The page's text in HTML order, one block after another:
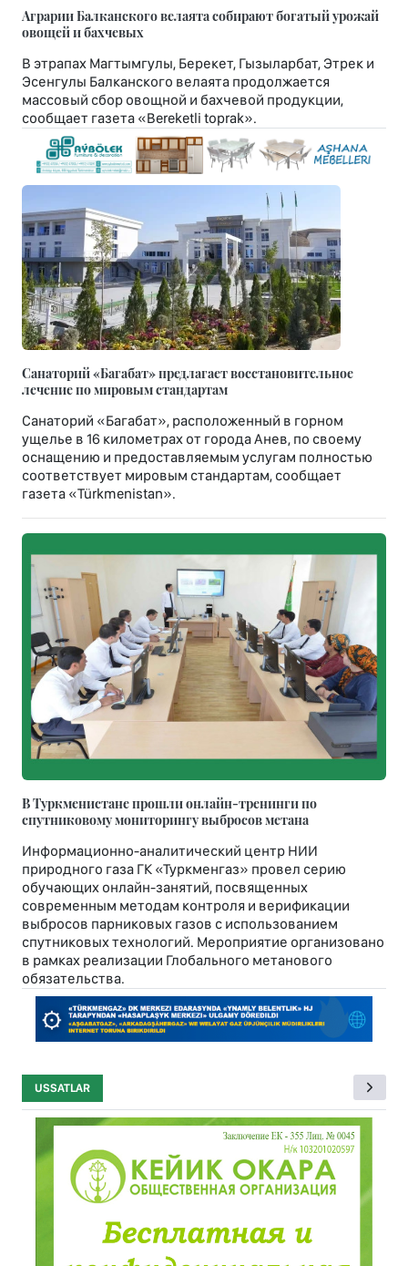
Аграрии Балканского велаята собирают богатый урожай
овощей и бахчевых
В этрапах Магтымгулы, Берекет, Гызыларбат, Этрек и
Эсенгулы Балканского велаята продолжается
массовый сбор овощной и бахчевой продукции,
сообщает газета «Bereketli toprak».
Санаторий «Багабат» предлагает восстановительное
лечение по мировым стандартам
Санаторий «Багабат», расположенный в горном
ущелье в 16 километрах от города Анев, по своему
оснащению и предоставляемым услугам полностью
соответствует мировым стандартам, сообщает
газета «Türkmenistan».
В Туркменистане прошли онлайн-тренинги по
спутниковому мониторингу выбросов метана
Информационно-аналитический центр НИИ
природного газа ГК «Туркменгаз» провел серию
обучающих онлайн-занятий, посвященных
современным методам контроля и верификации
выбросов парниковых газов с использованием
спутниковых технологий. Мероприятие организовано
в рамках реализации Глобального метанового
обязательства.
USSATLAR